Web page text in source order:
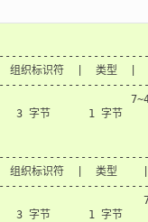
组织标识符  |  类型
3 字节      1 字节
织标识符  |  类型